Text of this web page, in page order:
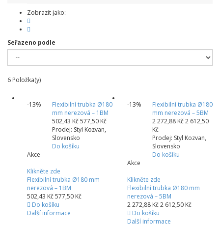
Zobrazit jako:
Seřazeno podle
6 Položka(y)
-13%
Flexibilní trubka Ø180
mm nerezová – 1BM
502,43 Kč577,50 Kč
Prodej: Styl Kozvan,
Slovensko
Do košíku
Akce
Klikněte zde
Flexibilní trubka Ø180 mm
nerezová – 1BM
502,43 Kč577,50 Kč
Do košíku
Další informace
-13%
Flexibilní trubka Ø180
mm nerezová – 5BM
2 272,88 Kč2 612,50
Kč
Prodej: Styl Kozvan,
Slovensko
Do košíku
Akce
Klikněte zde
Flexibilní trubka Ø180 mm
nerezová – 5BM
2 272,88 Kč2 612,50 Kč
Do košíku
Další informace